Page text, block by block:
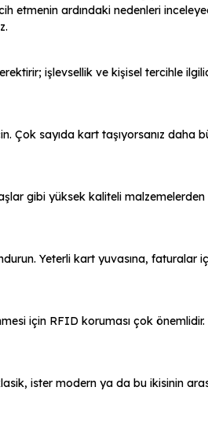
etmenin ardındaki nedenleri
işlevsellik ve kişisel tercihle
Çok sayıda kart taşıyorsanız daha
gibi yüksek kaliteli malzemelerden
Yeterli kart yuvasına, faturalar
için RFID koruması çok
klasik, ister modern ya da bu ikisinin